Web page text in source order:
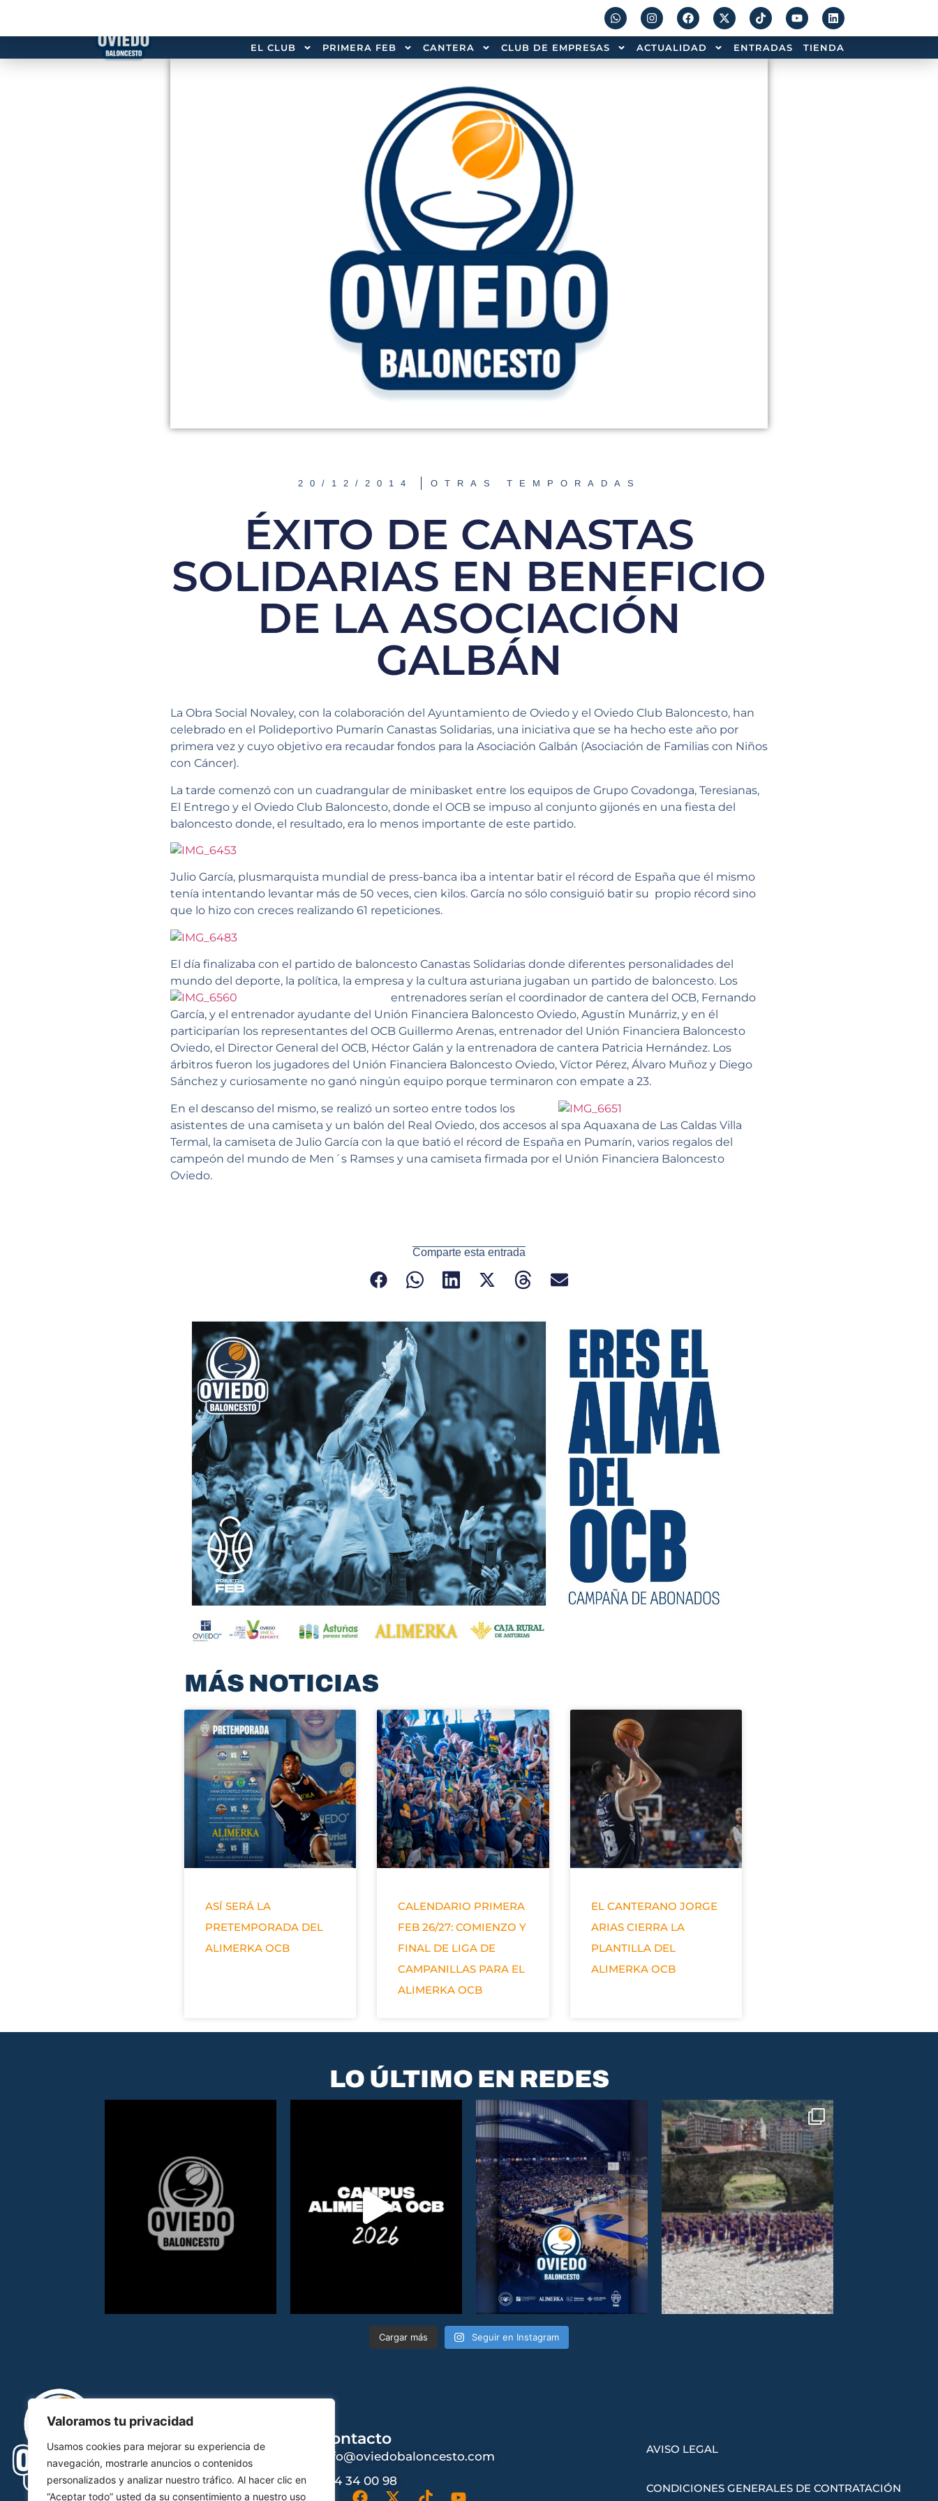
Valoramos tu privacidad
Usamos cookies para mejorar su experiencia de
navegación, mostrarle anuncios o contenidos
personalizados y analizar nuestro tráfico. Al hacer clic en
“Aceptar todo” usted da su consentimiento a nuestro uso
EL CLUB PRIMERA FEB CANTERA CLUB DE EMPRESAS ACTUALIDAD ENTRADAS TIENDA
20/12/2014 OTRAS TEMPORADAS
ÉXITO DE CANASTAS
SOLIDARIAS EN BENEFICIO
DE LA ASOCIACIÓN
GALBÁN
La Obra Social Novaley, con la colaboración del Ayuntamiento de Oviedo y el Oviedo Club Baloncesto, han
celebrado en el Polideportivo Pumarín Canastas Solidarias, una iniciativa que se ha hecho este año por
primera vez y cuyo objetivo era recaudar fondos para la Asociación Galbán (Asociación de Familias con Niños
con Cáncer).
La tarde comenzó con un cuadrangular de minibasket entre los equipos de Grupo Covadonga, Teresianas,
El Entrego y el Oviedo Club Baloncesto, donde el OCB se impuso al conjunto gijonés en una fiesta del
baloncesto donde, el resultado, era lo menos importante de este partido.
Julio García, plusmarquista mundial de press-banca iba a intentar batir el récord de España que él mismo
tenía intentando levantar más de 50 veces, cien kilos. García no sólo consiguió batir su propio récord sino
que lo hizo con creces realizando 61 repeticiones.
El día finalizaba con el partido de baloncesto Canastas Solidarias donde diferentes personalidades del
mundo del deporte, la política, la empresa y la cultura asturiana jugaban un partido de baloncesto. Los
entrenadores serían el coordinador de cantera del OCB, Fernando
García, y el entrenador ayudante del Unión Financiera Baloncesto Oviedo, Agustín Munárriz, y en él
participarían los representantes del OCB Guillermo Arenas, entrenador del Unión Financiera Baloncesto
Oviedo, el Director General del OCB, Héctor Galán y la entrenadora de cantera Patricia Hernández. Los
árbitros fueron los jugadores del Unión Financiera Baloncesto Oviedo, Víctor Pérez, Álvaro Muñoz y Diego
Sánchez y curiosamente no ganó ningún equipo porque terminaron con empate a 23.
En el descanso del mismo, se realizó un sorteo entre todos los
asistentes de una camiseta y un balón del Real Oviedo, dos accesos al spa Aquaxana de Las Caldas Villa
Termal, la camiseta de Julio García con la que batió el récord de España en Pumarín, varios regalos del
campeón del mundo de Men´s Ramses y una camiseta firmada por el Unión Financiera Baloncesto
Oviedo.
Comparte esta entrada
MÁS NOTICIAS
ASÍ SERÁ LA
PRETEMPORADA DEL
ALIMERKA OCB
CALENDARIO PRIMERA
FEB 26/27: COMIENZO Y
FINAL DE LIGA DE
CAMPANILLAS PARA EL
ALIMERKA OCB
EL CANTERANO JORGE
ARIAS CIERRA LA
PLANTILLA DEL
ALIMERKA OCB
LO ÚLTIMO EN REDES
Cargar más Seguir en Instagram
Contacto
info@oviedobaloncesto.com
984 34 00 98
AVISO LEGAL
CONDICIONES GENERALES DE CONTRATACIÓN